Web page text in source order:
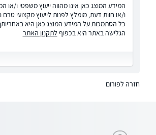
המידע המוצג כאן אינו מהווה ייעוץ משפטי ו/או
ו/או חוות דעת, מומלץ לפנות לייעוץ מקצועי
כל הסתמכות על המידע המוצג כאן היא
הגלישה באתר היא בכפוף לתקנון האתר
חזרה לפורום